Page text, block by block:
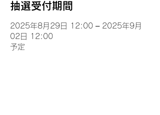
抽選受付期間
2025年8月29日 12:00 – 2025年9月
02日 12:00
予定